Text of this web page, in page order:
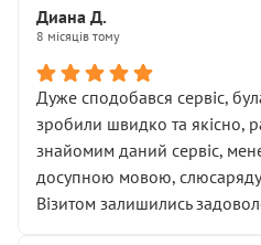
Диана Д.
8 місяців тому
Дуже сподобався сервіс,
зробили швидко та якісно,
знайомим даний сервіс,
досупною мовою,
Візитом залишились